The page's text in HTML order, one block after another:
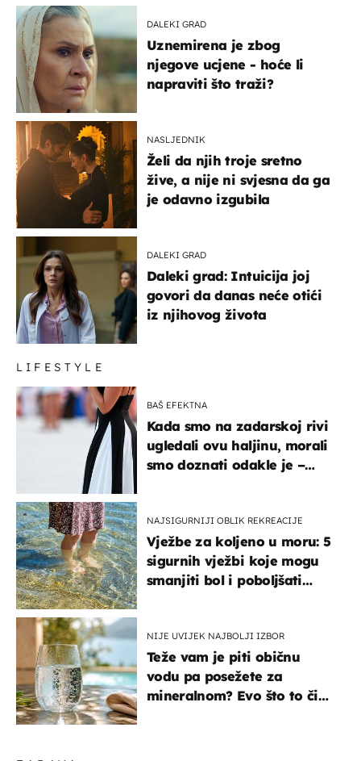
DALEKI GRAD
Uznemirena je zbog
njegove ucjene - hoće li
napraviti što traži?
NASLJEDNIK
Želi da njih troje sretno
žive, a nije ni svjesna da ga
je odavno izgubila
DALEKI GRAD
Daleki grad: Intuicija joj
govori da danas neće otići
iz njihovog života
LIFESTYLE
BAŠ EFEKTNA
Kada smo na zadarskoj rivi
ugledali ovu haljinu, morali
smo doznati odakle je –
NAJSIGURNIJI OBLIK REKREACIJE
Vježbe za koljeno u moru: 5
sigurnih vježbi koje mogu
smanjiti bol i poboljšati
NIJE UVIJEK NAJBOLJI IZBOR
Teže vam je piti običnu
vodu pa posežete za
mineralnom? Evo što to čini